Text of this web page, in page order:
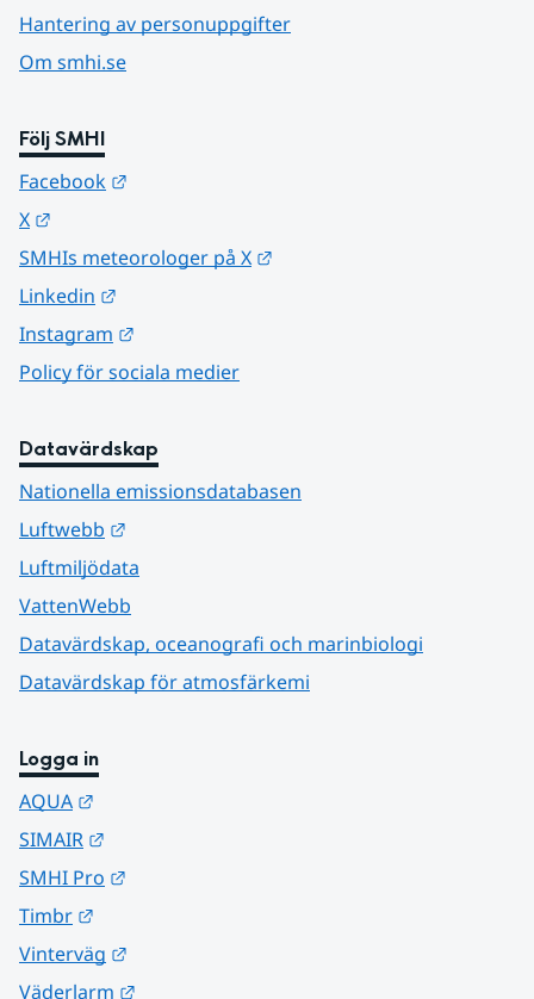
Hantering av personuppgifter
Om smhi.se
Följ SMHI
Facebook
X
SMHIs meteorologer på X
Linkedin
Instagram
Policy för sociala medier
Datavärdskap
Nationella emissionsdatabasen
Luftwebb
Luftmiljödata
VattenWebb
Datavärdskap, oceanografi och marinbiologi
Datavärdskap för atmosfärkemi
Logga in
AQUA
SIMAIR
SMHI Pro
Timbr
Vinterväg
Väderlarm